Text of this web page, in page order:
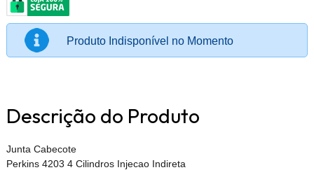
Produto Indisponível no Momento
Descrição do Produto
Junta Cabecote
Perkins 4203 4 Cilindros Injecao Indireta